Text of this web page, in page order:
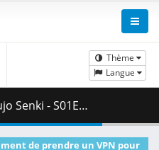
Thème
Langue
( 474.00 MB )
de prendre un VPN pour